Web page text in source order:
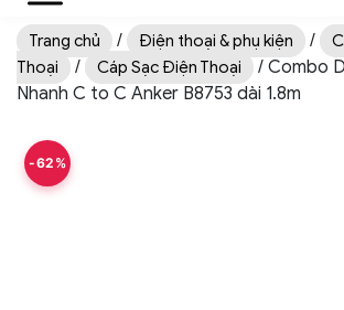
Trang chủ / Điện thoại & phụ kiện /
Thoại
/ Cáp Sạc Điện Thoại
/ Combo
Nhanh C to C Anker B8753 dài 1.8m
-62%